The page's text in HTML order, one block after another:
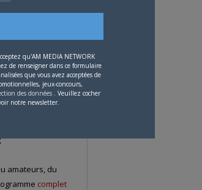
amateurs, du
complet
qu'AM MEDIA NETWORK
de renseigner dans ce formulaire
que vous avez acceptées de
jeux-concours,
des données . Veuillez cocher
notre newsletter.